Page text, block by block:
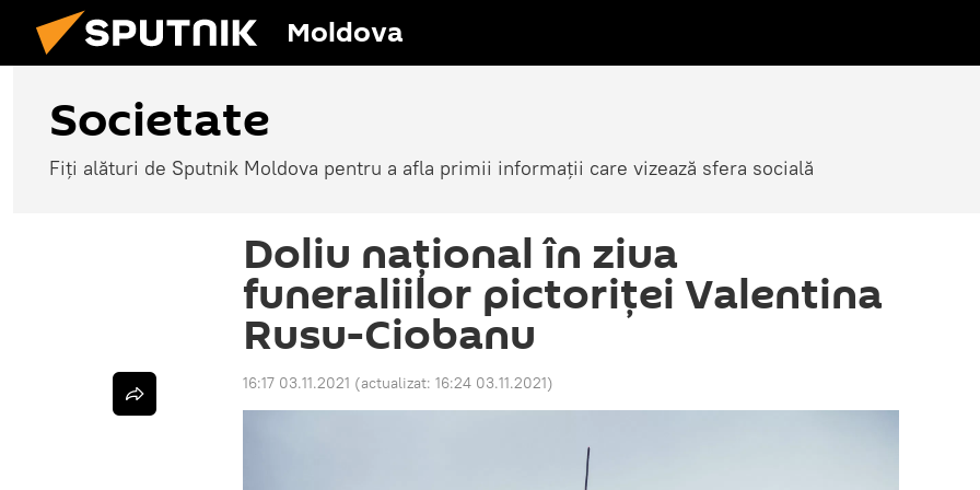
Moldova
Societate
Fiți alături de Sputnik Moldova pentru a afla primii informații care vizează sfera socială
Doliu național în ziua
funeraliilor pictoriței Valentina
Rusu-Ciobanu
16:17 03.11.2021 (actualizat: 16:24 03.11.2021)